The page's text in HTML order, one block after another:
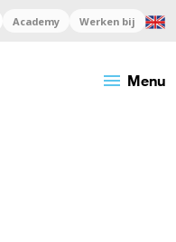
Academy Werken bij
menu Menu